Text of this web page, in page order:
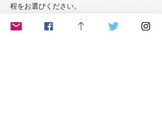
程をお選びください。
Read More >